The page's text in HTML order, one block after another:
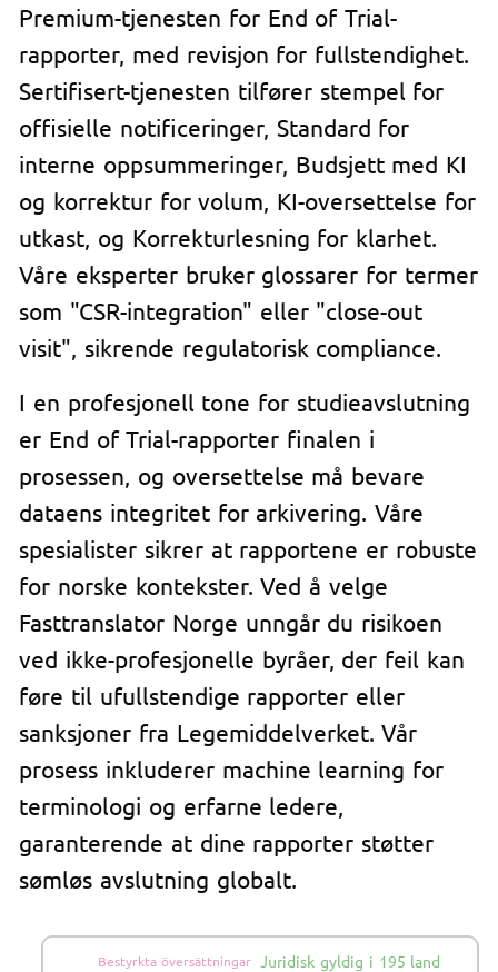
Premium-tjenesten for End of Trial-
rapporter, med revisjon for fullstendighet.
Sertifisert-tjenesten tilfører stempel for
offisielle notificeringer, Standard for
interne oppsummeringer, Budsjett med KI
og korrektur for volum, KI-oversettelse for
utkast, og Korrekturlesning for klarhet.
Våre eksperter bruker glossarer for termer
som "CSR-integration" eller "close-out
visit", sikrende regulatorisk compliance.
I en profesjonell tone for studieavslutning
er End of Trial-rapporter finalen i
prosessen, og oversettelse må bevare
dataens integritet for arkivering. Våre
spesialister sikrer at rapportene er robuste
for norske kontekster. Ved å velge
Fasttranslator Norge unngår du risikoen
ved ikke-profesjonelle byråer, der feil kan
føre til ufullstendige rapporter eller
sanksjoner fra Legemiddelverket. Vår
prosess inkluderer machine learning for
terminologi og erfarne ledere,
garanterende at dine rapporter støtter
sømløs avslutning globalt.
Bestyrkta översättningar Juridisk gyldig i 195 land